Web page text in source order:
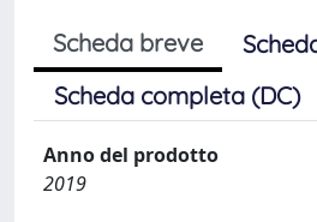
Scheda breve
Scheda completa (DC)
Anno del prodotto
2019